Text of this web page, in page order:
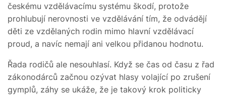
českému vzdělávacímu systému škodí, protože
prohlubují nerovnosti ve vzdělávání tím, že odvádějí
děti ze vzdělaných rodin mimo hlavní vzdělávací
proud, a navíc nemají ani velkou přidanou hodnotu.
Řada rodičů ale nesouhlasí. Když se čas od času z řad
zákonodárců začnou ozývat hlasy volající po zrušení
gymplů, záhy se ukáže, že je takový krok politicky